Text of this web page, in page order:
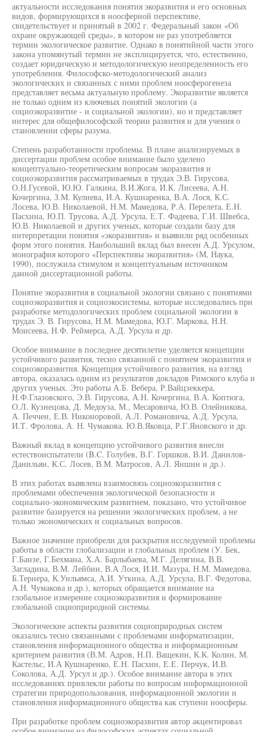
актуальности исследования понятия экоразвития и его основных
видов, формирующихся в ноосферной перспективе,
свидетельствует и принятый в 2002 г. Федеральный закон «Об
охране окружающей среды», в котором не раз употребляется
термин экологическое развитие. Однако в понятийной части этого
закона упомянутый термин не эксплицируется, что, естественно,
создает юридическую и методологическую неопределенность его
употребления. Философско-методологический анализ
экологических и связанных с ними проблем ноосферогенеза
представляет весьма актуальную проблему. Экоразвитие является
не только одним из ключевых понятий экологии (а
социоэкоразвитие - и социальной экологии), но и представляет
интерес для общефилософской теории развития и для учения о
становлении сферы разума.
Степень разработанности проблемы. В плане анализируемых в
диссертации проблем особое внимание было уделено
концептуально-теоретическим вопросам экоразвития и
социоэкоразвития рассматриваемых в трудах Э.В. Гирусова,
О.Н.Гусевой, Ю.Ю. Галкина, В.И.Жога, И.К. Лисеева, А.Н.
Кочергина, З.М. Кулиева, И.А. Кушнаренка, В.А. Лося, К.С.
Лосева, Ю.В. Николаевой, Н.М. Мамедова, Р.А. Перелета, Е.Н.
Пасхина, Ю.П. Трусова, А.Д. Урсула, Е.Т. Фадеева, Г.И. Швебса,
Ю.В. Николаевой и других ученых, которые создали базу для
интерпретации понятия «экоразвития» и выявили ряд особенных
форм этого понятия. Наибольший вклад был внесен А.Д. Урсулом,
монография которого «Перспективы экоразвития» (М, Наука,
1990), послужила стимулом и концептуальным источником
данной диссертационной работы.
Понятие экоразвития в социальной экологии связано с понятиями
социоэкоразвития и социоэкосистемы, которые исследовались при
разработке методологических проблем социальной экологии в
трудах Э. В. Гирусова, Н.М. Мамедова, Ю.Г. Маркова, Н.Н.
Моисеева, Н.Ф. Реймерса, А.Д. Урсула и др.
Особое внимание в последнее десятилетие уделяется концепции
устойчивого развития, тесно связанной с понятием экоразвития и
социоэкоразвития. Концепция устойчивого развития, на взгляд
автора, оказалась одним из результатов докладов Римского клуба и
других ученых. Это работы А.Б. Вебера, Р.Вайцзеккера,
Н.Ф.Глазовского, Э.В. Гирусова, А.Н. Кочергина, В.А. Коптюга,
О.Л. Кузнецова, Д. Медоуза, М., Месаровича, Ю.В. Олейникова,
А. Печчеи, Е.В. Никоноровой, А.Л. Романовича, А.Д. Урсула,
И.Т. Фролова, А. Н. Чумакова. Ю.В.Яковца, Р.Г.Яновского и др.
Важный вклад в концепцию устойчивого развития внесли
естествоиспытатели (B.C. Голубев, В.Г. Горшков, В.И. Данилов-
Данильян, К.С. Лосев, В.М. Матросов, А.Л. Яншин и др.).
В этих работах выявлена взаимосвязь социоэкоразвития с
проблемами обеспечения экологической безопасности и
социально-экономическим развитием, показано, что устойчивое
развитие базируется на решении экологических проблем, а не
только экономических и социальных вопросов.
Важное значение приобрели для раскрытия исследуемой проблемы
работы в области глобализации и глобальных проблем (У. Бек,
Г.Банзе, Г.Бехмана, Х.А. Барлыбаева, М.Г. Делягина, В.В.
Загладина, В.М. Лейбин, В.А Лося, И.И. Мазура, Н.М. Мамедова,
Б.Тернера, К.Уильямса, А.И. Уткина, А.Д. Урсула, В.Г. Федотова,
А.Н. Чумакова и др.), которых обращается внимание на
глобальное измерение социоэкоразвития и формирование
глобальной социоприродной системы.
Экологические аспекты развития социоприродных систем
оказались тесно связанными с проблемами информатизации,
становления информационного общества и информационным
критерием развития (В.М. Адров, Н.П. Ващекин, К.К. Колин, М.
Кастельс, И.А Кушнаренко, Е.Н. Пасхин, Е.Е. Перчук, И.В.
Соколова, А.Д. Урсул и др.). Особое внимание автора в этих
исследованиях привлекли работы по вопросам информационной
стратегии природопользования, информационной экологии и
становления информационного общества как ступени ноосферы.
При разработке проблем социоэкоразвития автор акцентировал